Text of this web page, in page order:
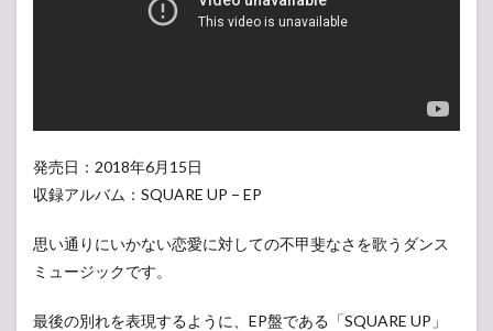
発売日：2018年6月15日
収録アルバム：SQUARE UP − EP
思い通りにいかない恋愛に対しての不甲斐なさを歌うダンス
ミュージックです。
最後の別れを表現するように、EP盤である「SQUARE UP」